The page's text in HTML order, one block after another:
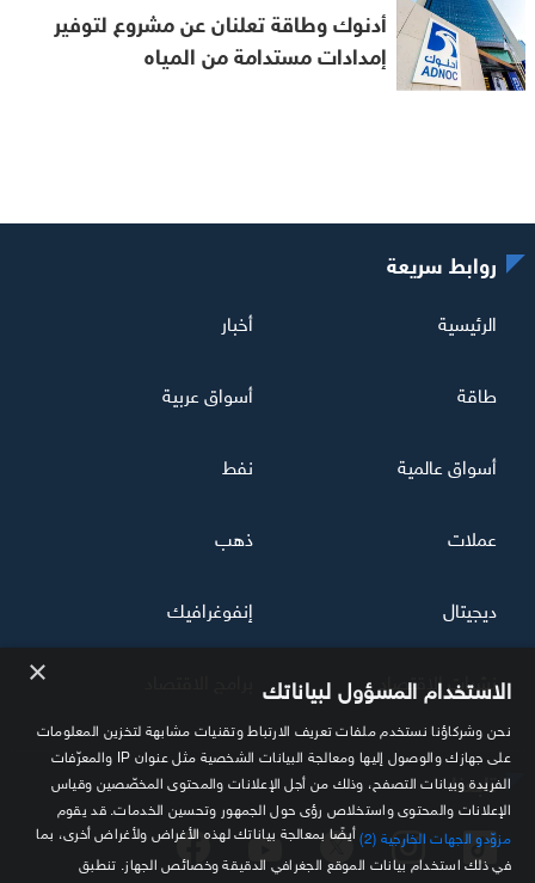
أدنوك وطاقة تعلنان عن مشروع لتوفير
إمدادات مستدامة من المياه
تابعنا
روابط سريعة
الرئيسية أخبار
طاقة أسواق عربية
أسواق عالمية نفط
عملات ذهب
ديجيتال إنفوغرافيك
نشرات الاقتصاد × الاستخدام المسؤول لبياناتك
نحن وشركاؤنا نستخدم ملفات تعريف الارتباط وتقنيات مشابهة لتخزين المعلومات
على جهازك والوصول إليها ومعالجة البيانات الشخصية مثل عنوان IP والمعرّفات
الفريدة وبيانات التصفح، وذلك من أجل الإعلانات والمحتوى المخصّصين وقياس
الإعلانات والمحتوى واستخلاص رؤى حول الجمهور وتحسين الخدمات. قد يقوم
مزوّدو الجهات الخارجية (2)
أيضًا بمعالجة بياناتك لهذه الأغراض ولأغراض أخرى، بما
في ذلك استخدام بيانات الموقع الجغرافي الدقيقة وخصائص الجهاز. تنطبق